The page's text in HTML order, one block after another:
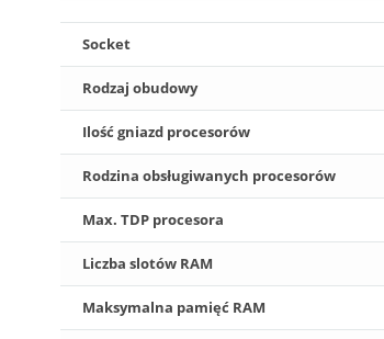
Socket
Rodzaj obudowy
Ilość gniazd procesorów
Rodzina obsługiwanych procesorów
Max. TDP procesora
Liczba slotów RAM
Maksymalna pamięć RAM